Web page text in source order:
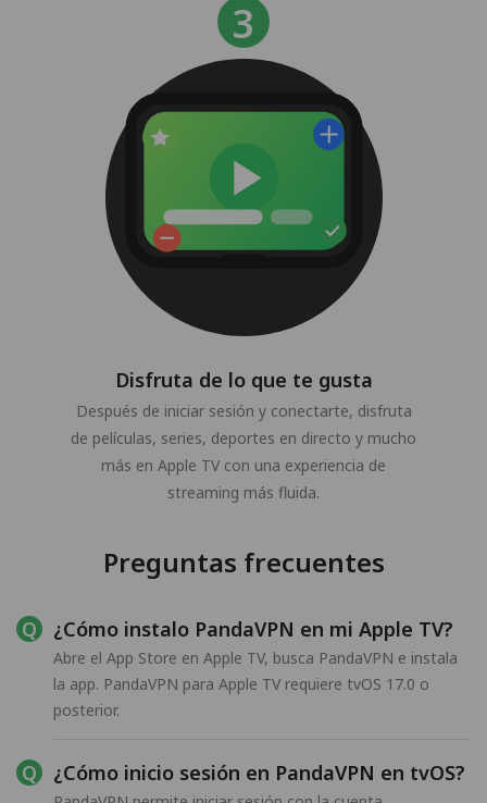
Disfruta de lo que te gusta
Después de iniciar sesión y conectarte, disfruta
de películas, series, deportes en directo y mucho
más en Apple TV con una experiencia de
streaming más fluida.
Preguntas frecuentes
¿Cómo instalo PandaVPN en mi Apple TV?
Abre el App Store en Apple TV, busca PandaVPN e instala
la app. PandaVPN para Apple TV requiere tvOS 17.0 o
posterior.
¿Cómo inicio sesión en PandaVPN en tvOS?